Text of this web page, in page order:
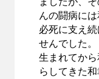
んの闘病に
必死に支え
せんでした。
生まれてか
らしてきた